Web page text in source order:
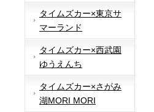
タイムズカー×東京サ
マーランド
タイムズカー×西武園
ゆうえんち
タイムズカー×さがみ
湖MORI MORI